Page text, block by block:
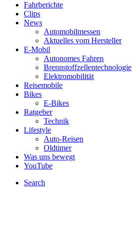
Fahrberichte
Clips
News
Automobilmessen
Aktuelles vom Hersteller
E-Mobil
Autonomes Fahren
Brennstoffzellentechnologie
Elektromobilität
Reisemobile
Bikes
E-Bikes
Ratgeber
Technik
Lifestyle
Auto-Reisen
Oldtimer
Was uns bewegt
YouTube
Search